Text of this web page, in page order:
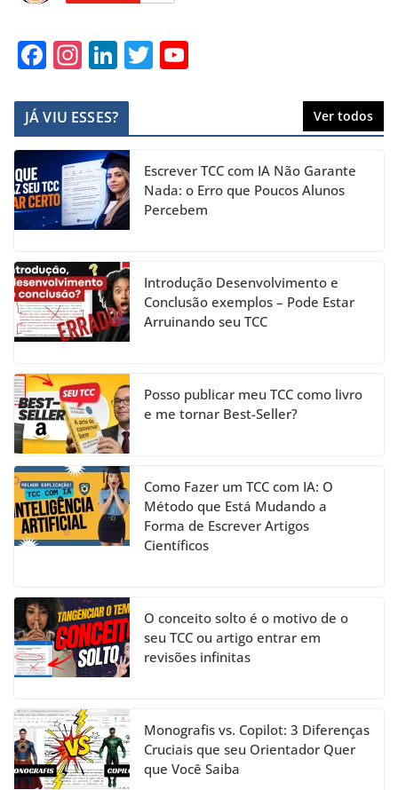
F
c
e
b
o
o
k
In
a
gr
a
m
Li
k
e
dI
n
T
er T
u
b
e
h
a
n
el
JÁ VIU ESSES? Ver todos
Escrever TCC com IA Não Garante
Nada: o Erro que Poucos Alunos
Percebem
Introdução Desenvolvimento e
Conclusão exemplos – Pode Estar
Arruinando seu TCC
Posso publicar meu TCC como livro
e me tornar Best-Seller?
Como Fazer um TCC com IA: O
Método que Está Mudando a
Forma de Escrever Artigos
Científicos
O conceito solto é o motivo de o
seu TCC ou artigo entrar em
revisões infinitas
Monografis vs. Copilot: 3 Diferenças
Cruciais que seu Orientador Quer
que Você Saiba